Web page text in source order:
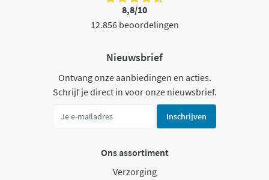
8,8/10
12.856 beoordelingen
Nieuwsbrief
Ontvang onze aanbiedingen en acties.
Schrijf je direct in voor onze nieuwsbrief.
Inschrijven
Ons assortiment
Verzorging